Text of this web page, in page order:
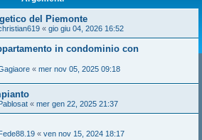
del Piemonte
« gio giu 04, 2026 16:52
in condominio con
« mer nov 05, 2025 09:18
« mer gen 22, 2025 21:37
« ven nov 15, 2024 18:17